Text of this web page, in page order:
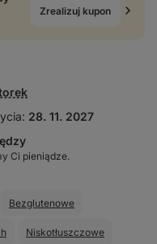
Zrealizuj kupon
28. 11. 2027
Ci pieniądze.
Bezglutenowe
Niskotłuszczowe